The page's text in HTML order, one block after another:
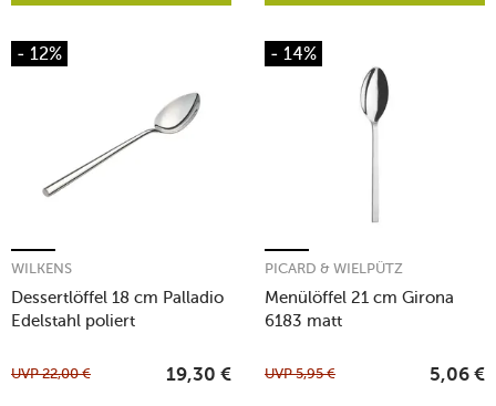
- 12%
Dessertlöffel 18 cm Palladio
Edelstahl poliert
WILKENS
UVP22,00 € 19,30 €
- 14%
Menülöffel 21 cm Girona
6183 matt
PICARD & WIELPÜTZ
UVP5,95 € 5,06 €